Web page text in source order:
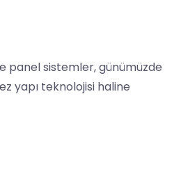
panel sistemler, günümüzde
yapı teknolojisi haline